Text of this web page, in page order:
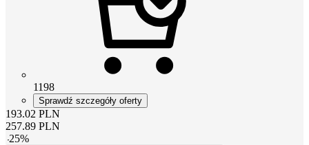
1198
Sprawdź szczegóły oferty
193.02 PLN
257.89 PLN
-25%